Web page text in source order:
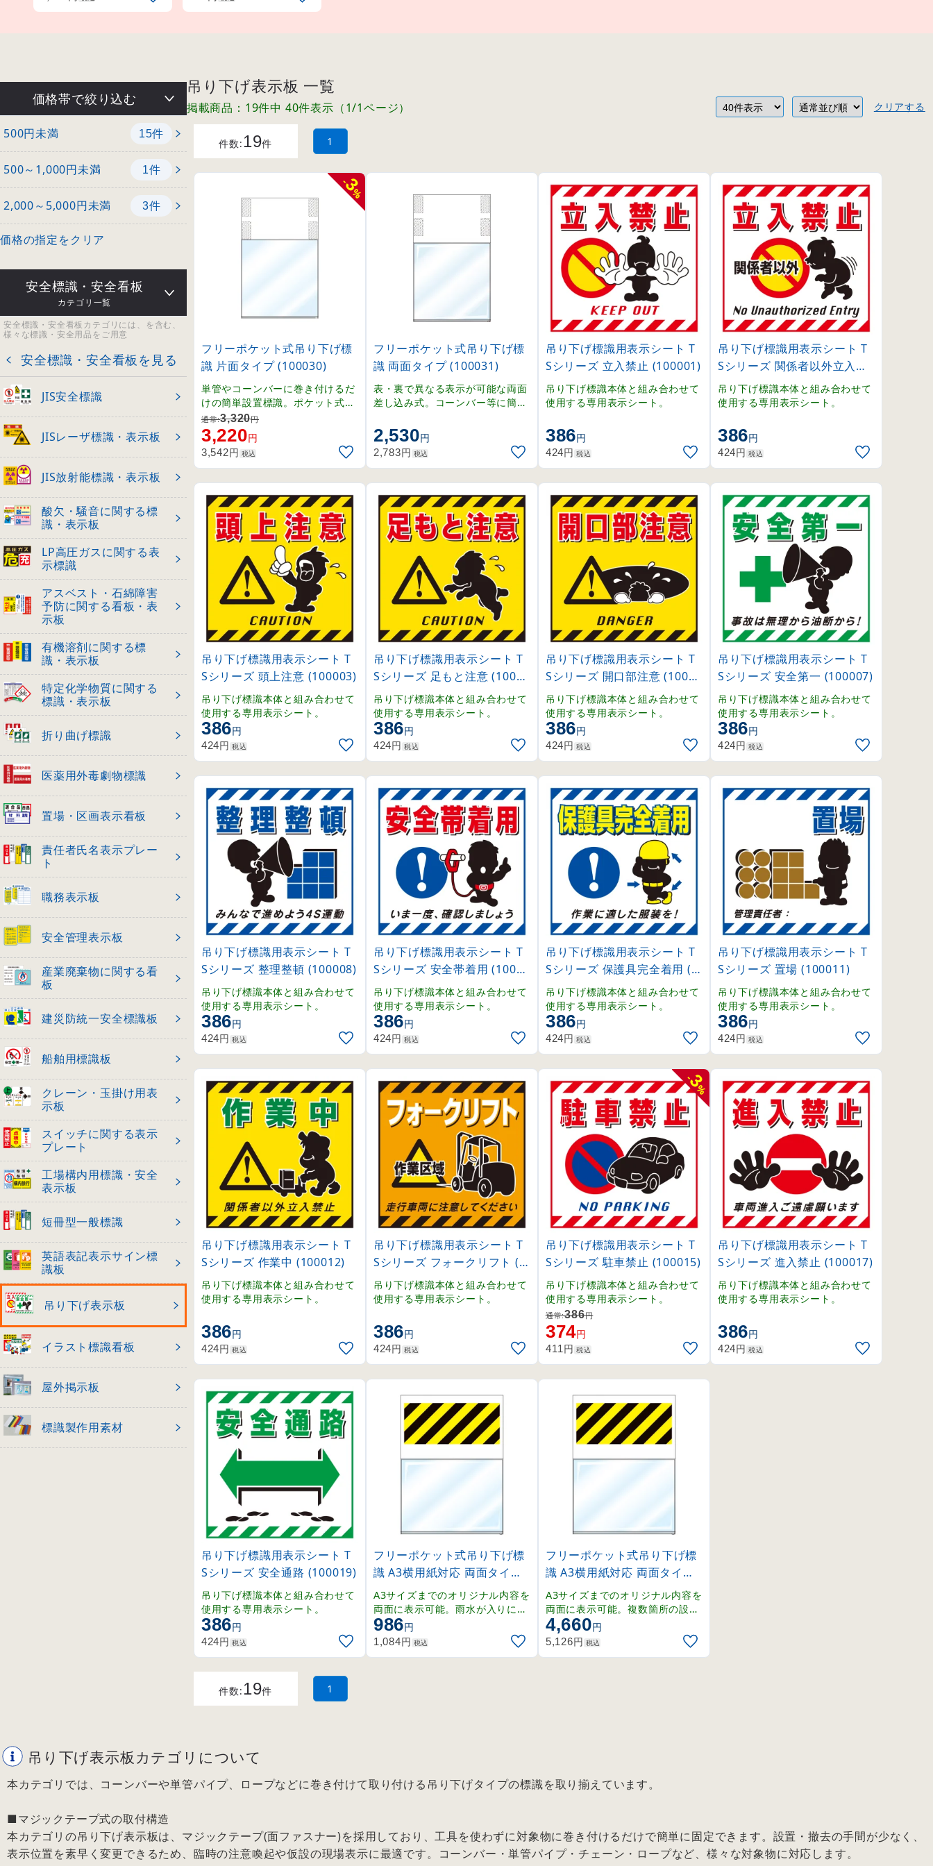
吊り下げ表示板 一覧
掲載商品：19件中 40件表示（1/1ページ） クリアする
件数:19件 1
-
3
%
フリーポケット式吊り下げ標
識 片面タイプ (100030)
単管やコーンバーに巻き付けるだ
けの簡単設置標識。ポケット式で
表示内容を自由に差し替え可能。
通常:3,320円
3,220円
3,542円 税込
フリーポケット式吊り下げ標
識 両面タイプ (100031)
表・裏で異なる表示が可能な両面
差し込み式。コーンバー等に簡単
2,530円
2,783円 税込
吊り下げ標識用表示シート T
Sシリーズ 立入禁止 (100001)
吊り下げ標識本体と組み合わせて
使用する専用表示シート。
386円
424円 税込
吊り下げ標識用表示シート T
Sシリーズ 関係者以外立入禁
止 (100002)
吊り下げ標識本体と組み合わせて
使用する専用表示シート。
386円
424円 税込
吊り下げ標識用表示シート T
Sシリーズ 頭上注意 (100003)
吊り下げ標識本体と組み合わせて
使用する専用表示シート。
386円
424円 税込
吊り下げ標識用表示シート T
Sシリーズ 足もと注意 (10000
4)
吊り下げ標識本体と組み合わせて
使用する専用表示シート。
386円
424円 税込
吊り下げ標識用表示シート T
Sシリーズ 開口部注意 (10000
6)
吊り下げ標識本体と組み合わせて
使用する専用表示シート。
386円
424円 税込
吊り下げ標識用表示シート T
Sシリーズ 安全第一 (100007)
吊り下げ標識本体と組み合わせて
使用する専用表示シート。
386円
424円 税込
吊り下げ標識用表示シート T
Sシリーズ 整理整頓 (100008)
吊り下げ標識本体と組み合わせて
使用する専用表示シート。
386円
424円 税込
吊り下げ標識用表示シート T
Sシリーズ 安全帯着用 (10000
9)
吊り下げ標識本体と組み合わせて
使用する専用表示シート。
386円
424円 税込
吊り下げ標識用表示シート T
Sシリーズ 保護具完全着用 (1
00010)
吊り下げ標識本体と組み合わせて
使用する専用表示シート。
386円
424円 税込
吊り下げ標識用表示シート T
Sシリーズ 置場 (100011)
吊り下げ標識本体と組み合わせて
使用する専用表示シート。
386円
424円 税込
吊り下げ標識用表示シート T
Sシリーズ 作業中 (100012)
吊り下げ標識本体と組み合わせて
使用する専用表示シート。
386円
424円 税込
吊り下げ標識用表示シート T
Sシリーズ フォークリフト (1
00014)
吊り下げ標識本体と組み合わせて
使用する専用表示シート。
386円
424円 税込
-
3
%
吊り下げ標識用表示シート T
Sシリーズ 駐車禁止 (100015)
吊り下げ標識本体と組み合わせて
使用する専用表示シート。
通常:386円
374円
411円 税込
吊り下げ標識用表示シート T
Sシリーズ 進入禁止 (100017)
吊り下げ標識本体と組み合わせて
使用する専用表示シート。
386円
424円 税込
吊り下げ標識用表示シート T
Sシリーズ 安全通路 (100019)
吊り下げ標識本体と組み合わせて
使用する専用表示シート。
386円
424円 税込
フリーポケット式吊り下げ標
識 A3横用紙対応 両面タイプ
1枚 (100101)
A3サイズまでのオリジナル内容を
両面に表示可能。雨水が入りにく
い下部ファスナー仕様。
986円
1,084円 税込
フリーポケット式吊り下げ標
識 A3横用紙対応 両面タイプ
5枚1組 (100102)
A3サイズまでのオリジナル内容を
両面に表示可能。複数箇所の設置
に便利な5枚1組セット。
4,660円
5,126円 税込
件数:19件 1
価格帯で絞り込む
500円未満 15件
500～1,000円未満 1件
2,000～5,000円未満 3件
価格の指定をクリア
安全標識・安全看板
カテゴリ一覧
安全標識・安全看板カテゴリには、を含む、
様々な標識・安全用品をご用意
安全標識・安全看板を見る
JIS安全標識
JISレーザ標識・表示板
JIS放射能標識・表示板
酸欠・騒音に関する標
識・表示板
LP高圧ガスに関する表
示標識
アスベスト・石綿障害
予防に関する看板・表
示板
有機溶剤に関する標
識・表示板
特定化学物質に関する
標識・表示板
折り曲げ標識
医薬用外毒劇物標識
置場・区画表示看板
責任者氏名表示プレー
ト
職務表示板
安全管理表示板
産業廃棄物に関する看
板
建災防統一安全標識板
船舶用標識板
クレーン・玉掛け用表
示板
スイッチに関する表示
プレート
工場構内用標識・安全
表示板
短冊型一般標識
英語表記表示サイン標
識板
吊り下げ表示板
イラスト標識看板
屋外掲示板
標識製作用素材
吊り下げ表示板カテゴリについて
本カテゴリでは、コーンバーや単管パイプ、ロープなどに巻き付けて取り付ける吊り下げタイプの標識を取り揃えています。
■マジックテープ式の取付構造
本カテゴリの吊り下げ表示板は、マジックテープ(面ファスナー)を採用しており、工具を使わずに対象物に巻き付けるだけで簡単に固定できます。設置・撤去の手間が少なく、
表示位置を素早く変更できるため、臨時の注意喚起や仮設の現場表示に最適です。コーンバー・単管パイプ・チェーン・ロープなど、様々な対象物に対応します。